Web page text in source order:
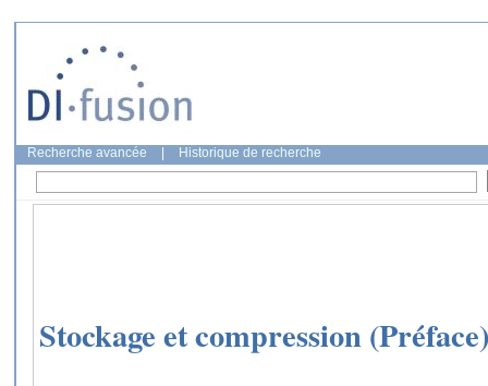
Recherche avancée Historique de recherche
Stockage et compression (Préface)